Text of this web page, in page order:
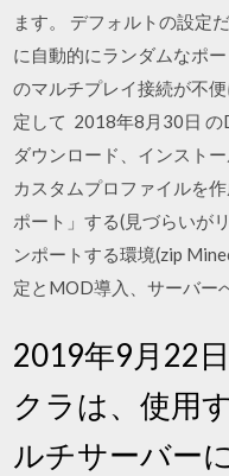
ます。 デフォルトの設定
に自動的にランダムなポ
のマルチプレイ接続が不
定して 2018年8月30日 の
ダウンロード、インスト
カスタムプロファイルを
ポート」する(見づらいが
ンポートする環境(zip
定とMOD導入、サーバー
2019年9月22
クラは、使用
ルチサーバー